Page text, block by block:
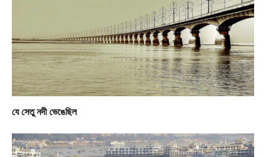
যে সেতু নদী ভেঙেছিল